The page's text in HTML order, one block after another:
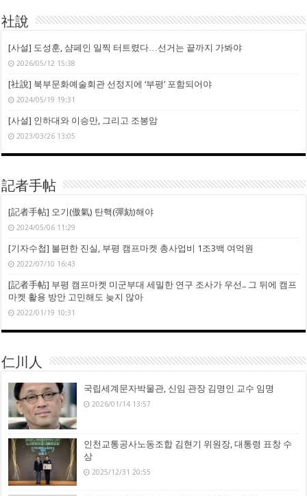
社說
[사설] 도성훈, 샴페인 일찍 터트렸다…선거는 끝까지 가봐야
2026/05/12 15:38
[社說] 북부문화예술회관 선정지에 ‘부평’ 포함되어야
2024/05/19 19:31
[사설] 인하대와 이승만, 그리고 조봉암
2023/03/26 13:05
記者手帖
[記者手帖] 오기(傲氣) 탄핵(彈劾)해야
2024/05/06 11:29
[기자수첩] 불편한 진실, 부평 캠프마켓 총사업비 1조3백 여억원
2022/07/10 16:43
[記者手帖] 부평 캠프마켓 미군부대 세밀한 연구 조사가 우선.. 그 뒤에 캠프
마켓 활용 방안 고민해도 늦지 않아
2022/01/19 10:31
仁川人
국립세계문자박물관, 신임 관장 김명인 교수 임명
2026/01/14 13:57
인천교통공사노동조합 김현기 위원장, 대통령 표창 수
상
2025/12/31 20:55